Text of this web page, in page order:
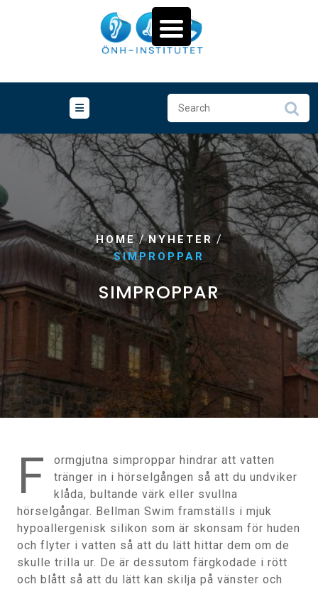
HOME/NYHETER/
SIMPROPPAR
SIMPROPPAR
F
ormgjutna simproppar hindrar att vatten
tränger in i hörselgången så att du undviker
klåda, bultande värk eller svullna
hörselgångar. Bellman Swim framställs i mjuk
hypoallergenisk silikon som är skonsam för huden
och flyter i vatten så att du lätt hittar dem om de
skulle trilla ur. De är dessutom färgkodade i rött
och blått så att du lätt kan skilja på vänster och